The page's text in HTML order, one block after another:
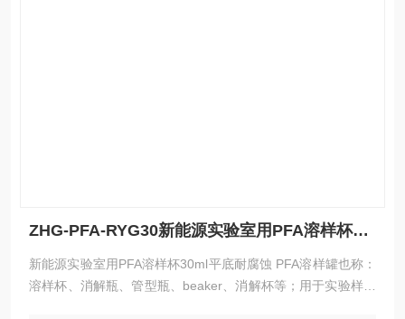
ZHG-PFA-RYG30新能源实验室用PFA溶样杯30ml平底耐腐蚀
新能源实验室用PFA溶样杯30ml平底耐腐蚀 PFA溶样罐也称：
溶样杯、消解瓶、管型瓶、beaker、消解杯等；用于实验样品